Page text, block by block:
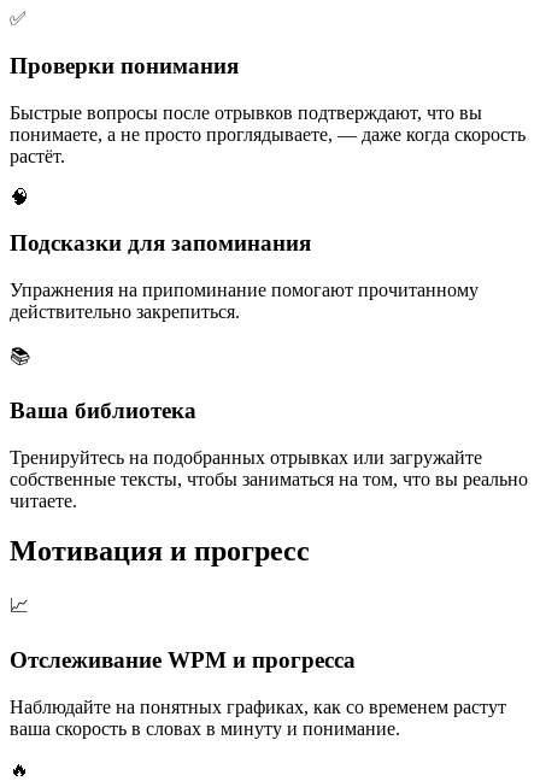
✅
Проверки понимания
Быстрые вопросы после отрывков подтверждают, что вы
понимаете, а не просто проглядываете, — даже когда скорость
растёт.
🧠
Подсказки для запоминания
Упражнения на припоминание помогают прочитанному
действительно закрепиться.
📚
Ваша библиотека
Тренируйтесь на подобранных отрывках или загружайте
собственные тексты, чтобы заниматься на том, что вы реально
читаете.
Мотивация и прогресс
📈
Отслеживание WPM и прогресса
Наблюдайте на понятных графиках, как со временем растут
ваша скорость в словах в минуту и понимание.
🔥